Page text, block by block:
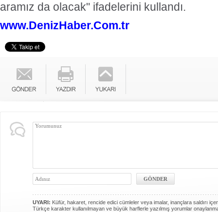
aramız da olacak" ifadelerini kullandı.
www.DenizHaber.Com.tr
UYARI: Küfür, hakaret, rencide edici cümleler veya imalar, inançlara saldırı
Türkçe karakter kullanılmayan ve büyük harflerle yazılmış yorumlar